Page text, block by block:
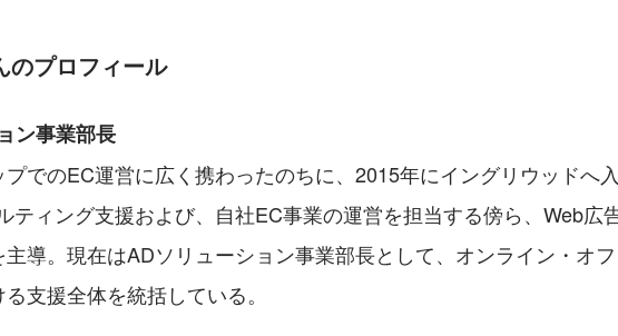
のプロフィール
ン事業部長
でのEC運営に広く携わったのちに、2015年にイングリウッドへ入
ティング支援および、自社EC事業の運営を担当する傍ら、Web広
導。現在はADソリューション事業部長として、オンライン・オフ
支援全体を統括している。